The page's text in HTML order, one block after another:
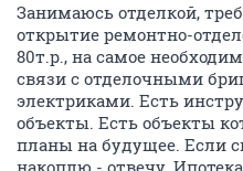
Занимаюсь отделкой,
открытие ремонтно-
80т.р., на самое
связи с отделочными
электриками. Есть
объекты. Есть объекты
планы на будущее. Если
накоплю - отвечу.